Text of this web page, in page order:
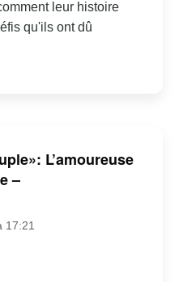
leur histoire
qu'ils ont dû
L’amoureuse
–
17:21